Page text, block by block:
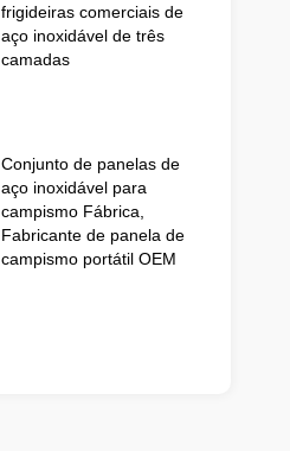
frigideiras comerciais de
aço inoxidável de três
camadas
Conjunto de panelas de
aço inoxidável para
campismo Fábrica,
Fabricante de panela de
campismo portátil OEM